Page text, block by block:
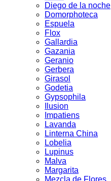
Diego de la noche
Domorphoteca
Espuela
Flox
Gallardia
Gazania
Geranio
Gerbera
Girasol
Godetia
Gypsophila
Ilusion
Impatiens
Lavanda
Linterna China
Lobelia
Lupinus
Malva
Margarita
Mezcla de Flores